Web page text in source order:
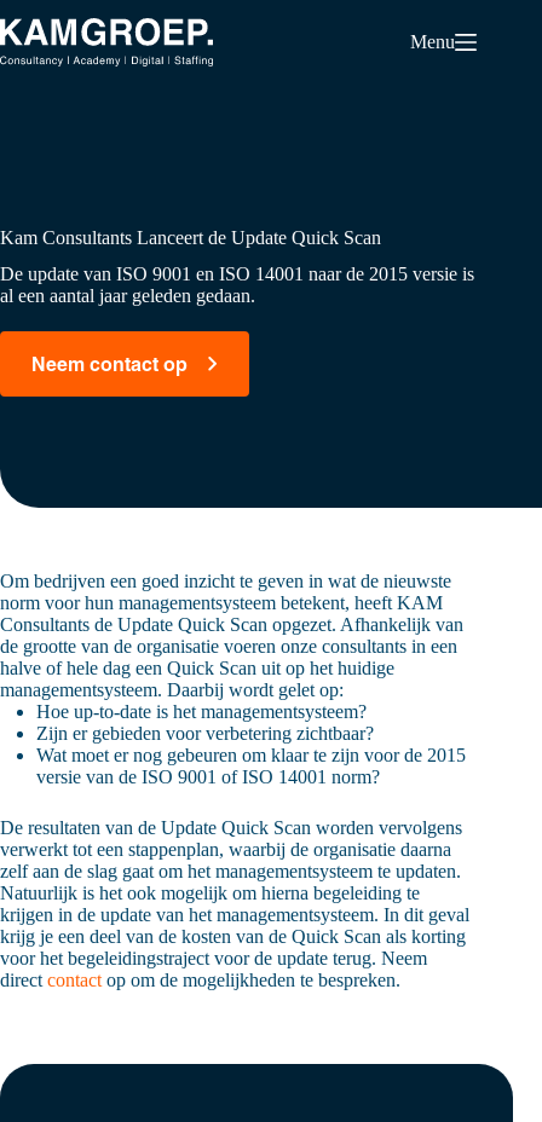
naar
de
Menu
Kam Consultants Lanceert de Update Quick Scan
De update van ISO 9001 en ISO 14001 naar de 2015 versie is
al een aantal jaar geleden gedaan.
Neem contact op
Om bedrijven een goed inzicht te geven in wat de nieuwste
norm voor hun managementsysteem betekent, heeft KAM
Consultants de Update Quick Scan opgezet. Afhankelijk van
de grootte van de organisatie voeren onze consultants in een
halve of hele dag een Quick Scan uit op het huidige
managementsysteem. Daarbij wordt gelet op:
Hoe up-to-date is het managementsysteem?
Zijn er gebieden voor verbetering zichtbaar?
Wat moet er nog gebeuren om klaar te zijn voor de 2015
versie van de ISO 9001 of ISO 14001 norm?
De resultaten van de Update Quick Scan worden vervolgens
verwerkt tot een stappenplan, waarbij de organisatie daarna
zelf aan de slag gaat om het managementsysteem te updaten.
Natuurlijk is het ook mogelijk om hierna begeleiding te
krijgen in de update van het managementsysteem. In dit geval
krijg je een deel van de kosten van de Quick Scan als korting
voor het begeleidingstraject voor de update terug. Neem
direct contact op om de mogelijkheden te bespreken.